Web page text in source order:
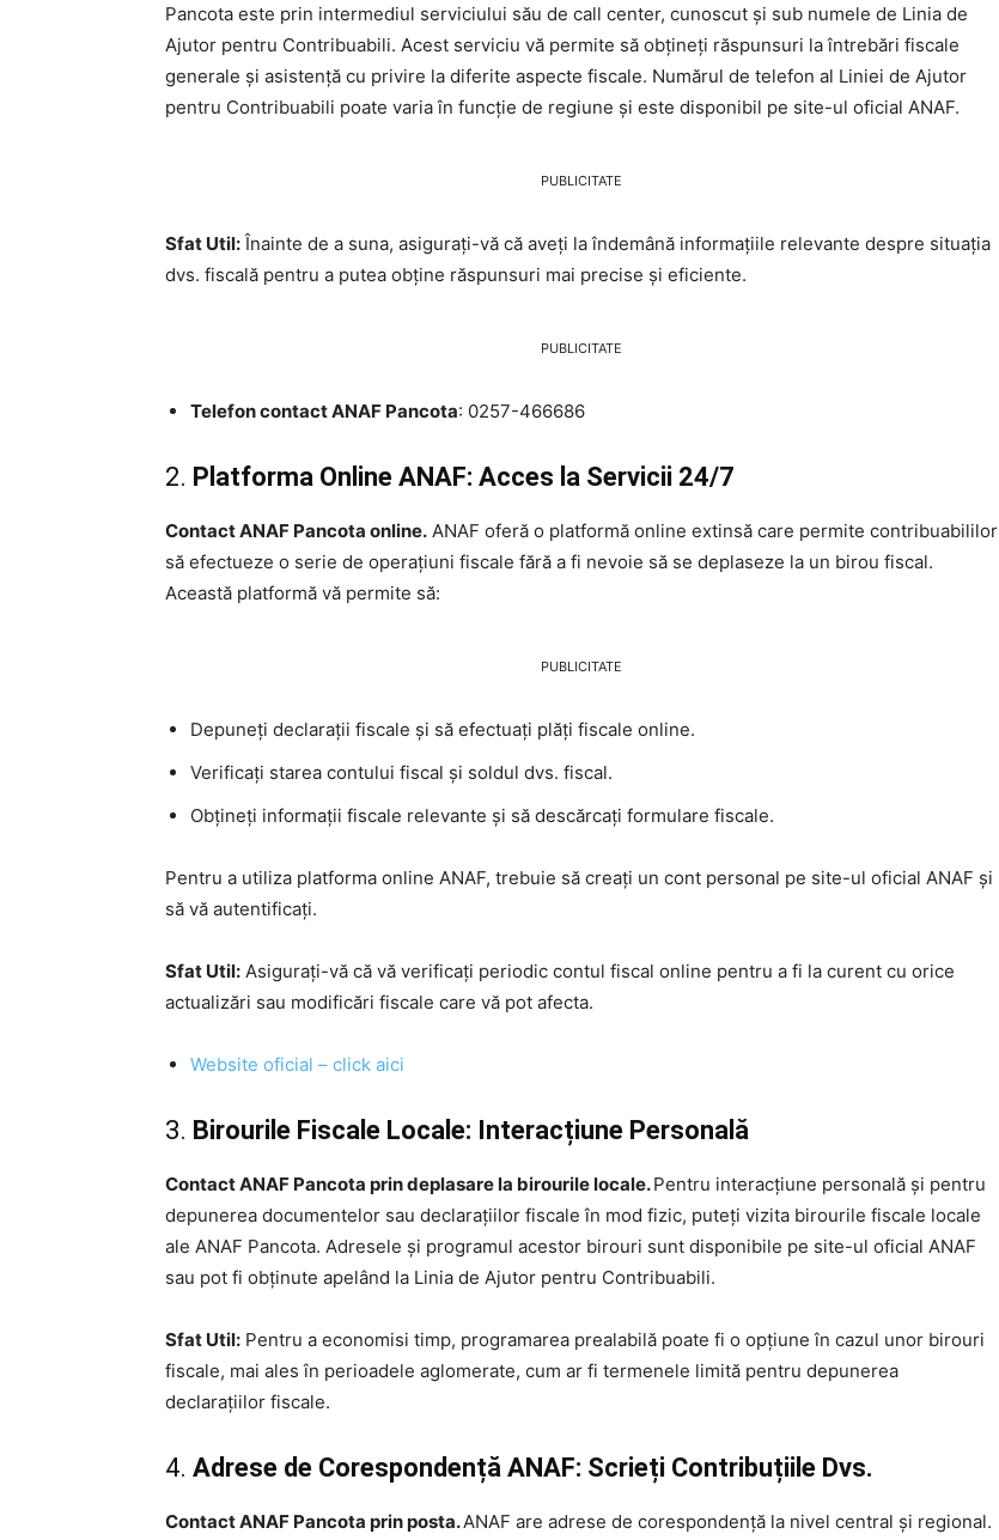
Pancota este prin intermediul serviciului său de call center, cunoscut și sub numele de Linia de
Ajutor pentru Contribuabili. Acest serviciu vă permite să obțineți răspunsuri la întrebări fiscale
generale și asistență cu privire la diferite aspecte fiscale. Numărul de telefon al Liniei de Ajutor
pentru Contribuabili poate varia în funcție de regiune și este disponibil pe site-ul oficial ANAF.
PUBLICITATE
Sfat Util: Înainte de a suna, asigurați-vă că aveți la îndemână informațiile relevante despre situația
dvs. fiscală pentru a putea obține răspunsuri mai precise și eficiente.
PUBLICITATE
Telefon contact ANAF Pancota: 0257-466686
2. Platforma Online ANAF: Acces la Servicii 24/7
Contact ANAF Pancota online. ANAF oferă o platformă online extinsă care permite contribuabililor
să efectueze o serie de operațiuni fiscale fără a fi nevoie să se deplaseze la un birou fiscal.
Această platformă vă permite să:
PUBLICITATE
Depuneți declarații fiscale și să efectuați plăți fiscale online.
Verificați starea contului fiscal și soldul dvs. fiscal.
Obțineți informații fiscale relevante și să descărcați formulare fiscale.
Pentru a utiliza platforma online ANAF, trebuie să creați un cont personal pe site-ul oficial ANAF și
să vă autentificați.
Sfat Util: Asigurați-vă că vă verificați periodic contul fiscal online pentru a fi la curent cu orice
actualizări sau modificări fiscale care vă pot afecta.
Website oficial – click aici
3. Birourile Fiscale Locale: Interacțiune Personală
Contact ANAF Pancota prin deplasare la birourile locale.Pentru interacțiune personală și pentru
depunerea documentelor sau declarațiilor fiscale în mod fizic, puteți vizita birourile fiscale locale
ale ANAF Pancota. Adresele și programul acestor birouri sunt disponibile pe site-ul oficial ANAF
sau pot fi obținute apelând la Linia de Ajutor pentru Contribuabili.
Sfat Util: Pentru a economisi timp, programarea prealabilă poate fi o opțiune în cazul unor birouri
fiscale, mai ales în perioadele aglomerate, cum ar fi termenele limită pentru depunerea
declarațiilor fiscale.
4. Adrese de Corespondență ANAF: Scrieți Contribuțiile Dvs.
Contact ANAF Pancota prin posta.ANAF are adrese de corespondență la nivel central și regional.